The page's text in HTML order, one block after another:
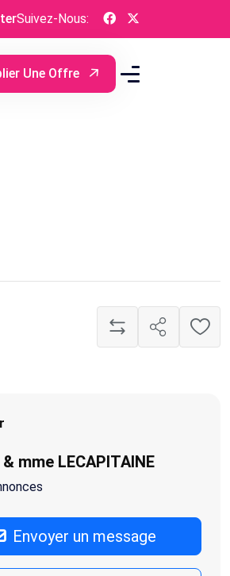
Suivez-Nous:
Une Offre
mme LECAPITAINE
Envoyer un message